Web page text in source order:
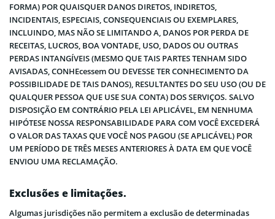
FORMA) POR QUAISQUER DANOS DIRETOS, INDIRETOS,
INCIDENTAIS, ESPECIAIS, CONSEQUENCIAIS OU EXEMPLARES,
INCLUINDO, MAS NÃO SE LIMITANDO A, DANOS POR PERDA DE
RECEITAS, LUCROS, BOA VONTADE, USO, DADOS OU OUTRAS
PERDAS INTANGÍVEIS (MESMO QUE TAIS PARTES TENHAM SIDO
AVISADAS, CONHEcessem OU DEVESSE TER CONHECIMENTO DA
POSSIBILIDADE DE TAIS DANOS), RESULTANTES DO SEU USO (OU DE
QUALQUER PESSOA QUE USE SUA CONTA) DOS SERVIÇOS. SALVO
DISPOSIÇÃO EM CONTRÁRIO PELA LEI APLICÁVEL, EM NENHUMA
HIPÓTESE NOSSA RESPONSABILIDADE PARA COM VOCÊ EXCEDERÁ
O VALOR DAS TAXAS QUE VOCÊ NOS PAGOU (SE APLICÁVEL) POR
UM PERÍODO DE TRÊS MESES ANTERIORES À DATA EM QUE VOCÊ
ENVIOU UMA RECLAMAÇÃO.
Exclusões e limitações.
Algumas jurisdições não permitem a exclusão de determinadas